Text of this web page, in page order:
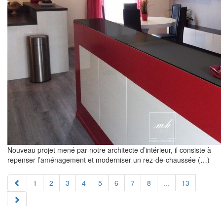
Nouveau projet mené par notre architecte d’intérieur, il consiste à
repenser l’aménagement et moderniser un rez-de-chaussée (…)
1 2 3 4 5 6 7 8 ... 13